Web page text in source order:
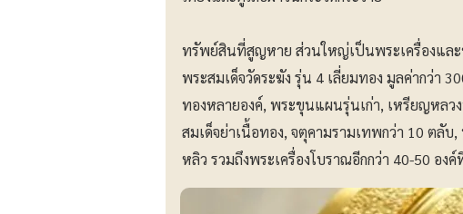
ทรัพย์สินที่สูญหาย ส่วนใหญ่เป็นพระเครื่องแล
พระสมเด็จวัดระฆัง รุ่น 4 เลี่ยมทอง มูลค่ากว่า
ทองหลายองค์, พระขุนแผนรุ่นเก่า, เหรียญหล
สมเด็จย่าเนื้อทอง, จตุคามรามเทพกว่า 10 ตลั
หลิว รวมถึงพระเครื่องโบราณอีกกว่า 40-50 อง